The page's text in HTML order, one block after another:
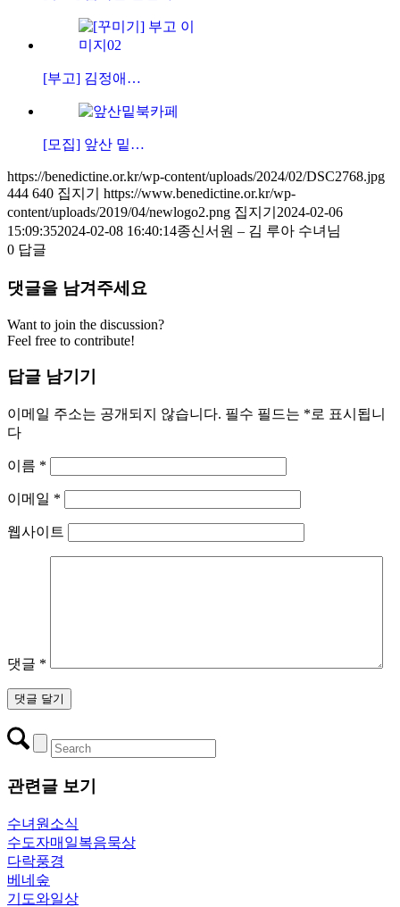
[부고] 김정애…
[모집] 앞산 밑…
https://benedictine.or.kr/wp-content/uploads/2024/02/DSC2768.jpg
444 640 집지기
https://www.benedictine.or.kr/wp-
content/uploads/2019/04/newlogo2.png 집지기 2024-02-06
15:09:352024-02-08 16:40:14종신서원 – 김 루아 수녀님
0 답글
댓글을 남겨주세요
Want to join the discussion?
Feel free to contribute!
답글 남기기
이메일 주소는 공개되지 않습니다. 필수 필드는 *로 표시됩니
다
이름 *
이메일 *
웹사이트
댓글 *
관련글 보기
수녀원소식
수도자매일복음묵상
다락풍경
베네숲
기도와일상